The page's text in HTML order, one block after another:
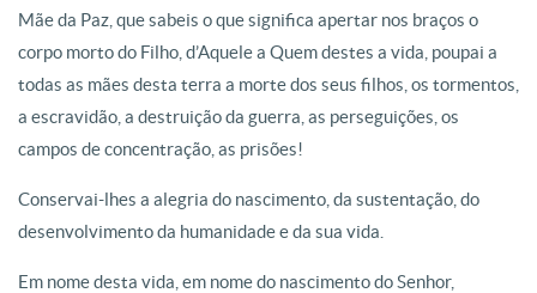
Mãe da Paz, que sabeis o que significa apertar nos braços o
corpo morto do Filho, d’Aquele a Quem destes a vida, poupai a
todas as mães desta terra a morte dos seus filhos, os tormentos,
a escravidão, a destruição da guerra, as perseguições, os
campos de concentração, as prisões!
Conservai-lhes a alegria do nascimento, da sustentação, do
desenvolvimento da humanidade e da sua vida.
Em nome desta vida, em nome do nascimento do Senhor,